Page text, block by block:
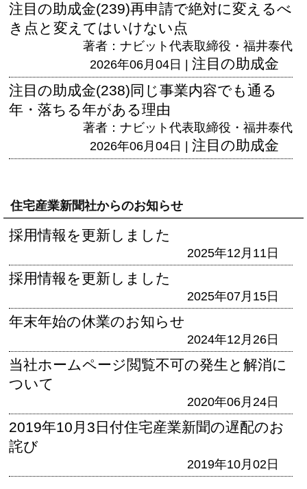
注目の助成金(239)再申請で絶対に変えるべ
き点と変えてはいけない点
著者：ナビット代表取締役・福井泰代
2026年06月04日 | 注目の助成金
注目の助成金(238)同じ事業内容でも通る
年・落ちる年がある理由
著者：ナビット代表取締役・福井泰代
2026年06月04日 | 注目の助成金
住宅産業新聞社からのお知らせ
採用情報を更新しました
2025年12月11日
採用情報を更新しました
2025年07月15日
年末年始の休業のお知らせ
2024年12月26日
当社ホームページ閲覧不可の発生と解消に
ついて
2020年06月24日
2019年10月3日付住宅産業新聞の遅配のお
詫び
2019年10月02日